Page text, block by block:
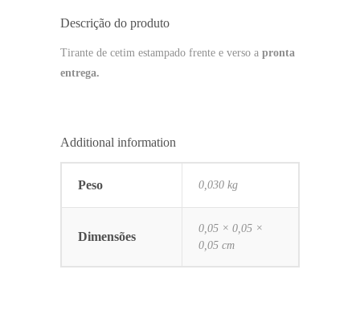
Descrição do produto
Tirante de cetim estampado frente e verso a pronta
entrega.
Additional information
Peso 0,030 kg
Dimensões
0,05 × 0,05 ×
0,05 cm